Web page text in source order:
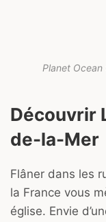
Planet
Découvrir
de-la-Mer
Flâner dans les
la France vous
église. Envie